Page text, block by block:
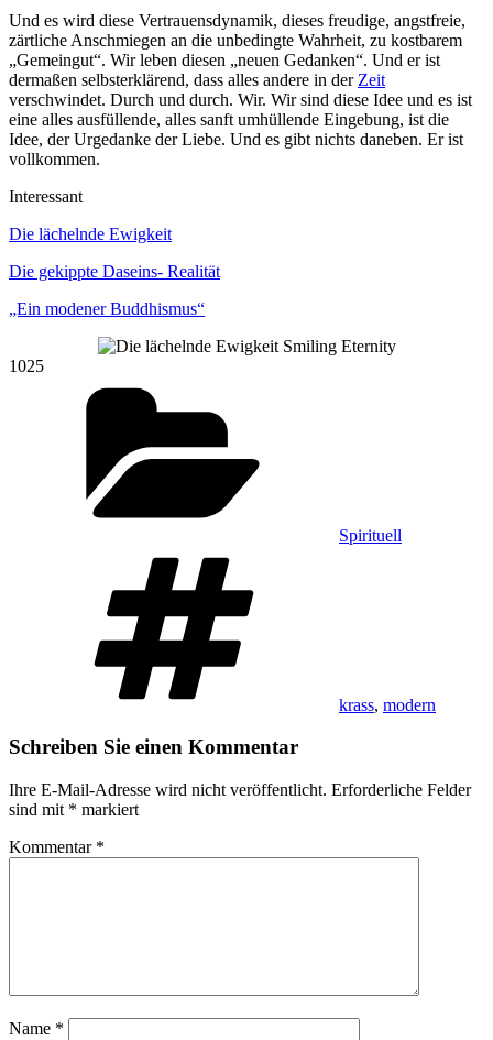
Und es wird diese Vertrauensdynamik, dieses freudige, angstfreie,
zärtliche Anschmiegen an die unbedingte Wahrheit, zu kostbarem
„Gemeingut“. Wir leben diesen „neuen Gedanken“. Und er ist
dermaßen selbsterklärend, dass alles andere in der Zeit
verschwindet. Durch und durch. Wir. Wir sind diese Idee und es ist
eine alles ausfüllende, alles sanft umhüllende Eingebung, ist die
Idee, der Urgedanke der Liebe. Und es gibt nichts daneben. Er ist
vollkommen.
Interessant
Die lächelnde Ewigkeit
Die gekippte Daseins- Realität
„Ein modener Buddhismus“
1025
Spirituell
krass, modern
Schreiben Sie einen Kommentar
Ihre E-Mail-Adresse wird nicht veröffentlicht. Erforderliche Felder
sind mit * markiert
Kommentar *
Name *